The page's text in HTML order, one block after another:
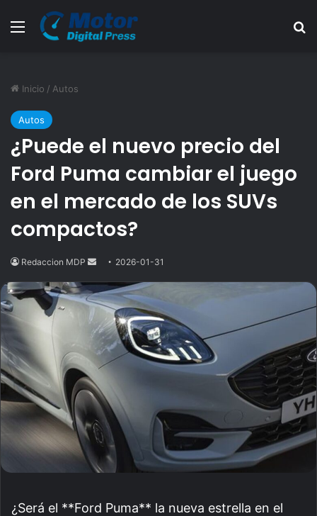
Menú
Inicio / Autos
Autos
¿Puede el nuevo precio del
Ford Puma cambiar el juego
en el mercado de los SUVs
compactos?
Redaccion MDP
Send
email
2026-01-31
¿Será el **Ford Puma** la nueva estrella en el